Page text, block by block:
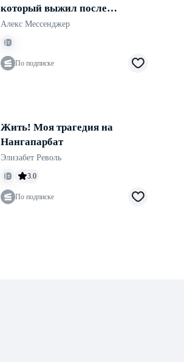
который выжил после
нападения гризли
Алекс Мессенджер
По подписке
Жить! Моя трагедия на
Нангапарбат
Элизабет Револь
3.0
По подписке